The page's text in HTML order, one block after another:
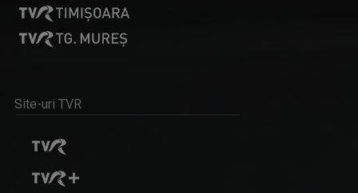
CĂLĂTORIE CU GUST
O călătorie culinară ce ne conectează cu ...
Site-uri TVR